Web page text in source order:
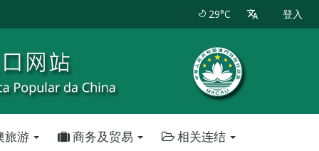
29°C 登入
旅游 商务及贸易 相关连结